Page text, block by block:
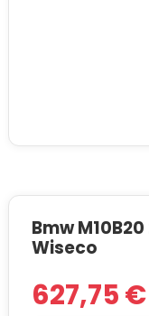
Bmw
Wiseco
627,75 €